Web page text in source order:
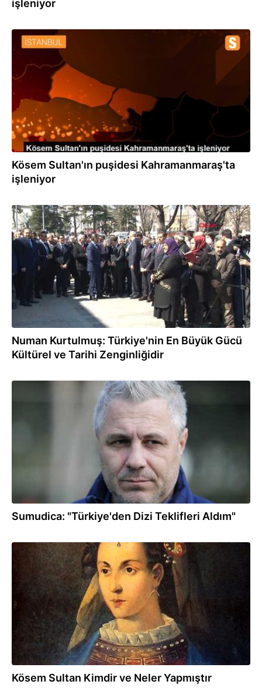
işleniyor
15.12.2019
Kösem Sultan'ın puşidesi Kahramanmaraş'ta
işleniyor
30.03.2018
Numan Kurtulmuş: Türkiye'nin En Büyük Gücü
Kültürel ve Tarihi Zenginliğidir
Sumudica: "Türkiye'den Dizi Teklifleri Aldım"
15.06.2017
Kösem Sultan Kimdir ve Neler Yapmıştır